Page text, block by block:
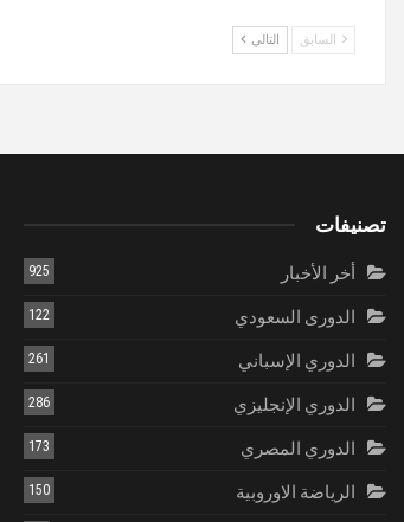
السابق التالي
تصنيفات
أخر الأخبار 925
الدورى السعودي 122
الدوري الإسباني 261
الدوري الإنجليزي 286
الدوري المصري 173
الرياضة الاوروبية 150